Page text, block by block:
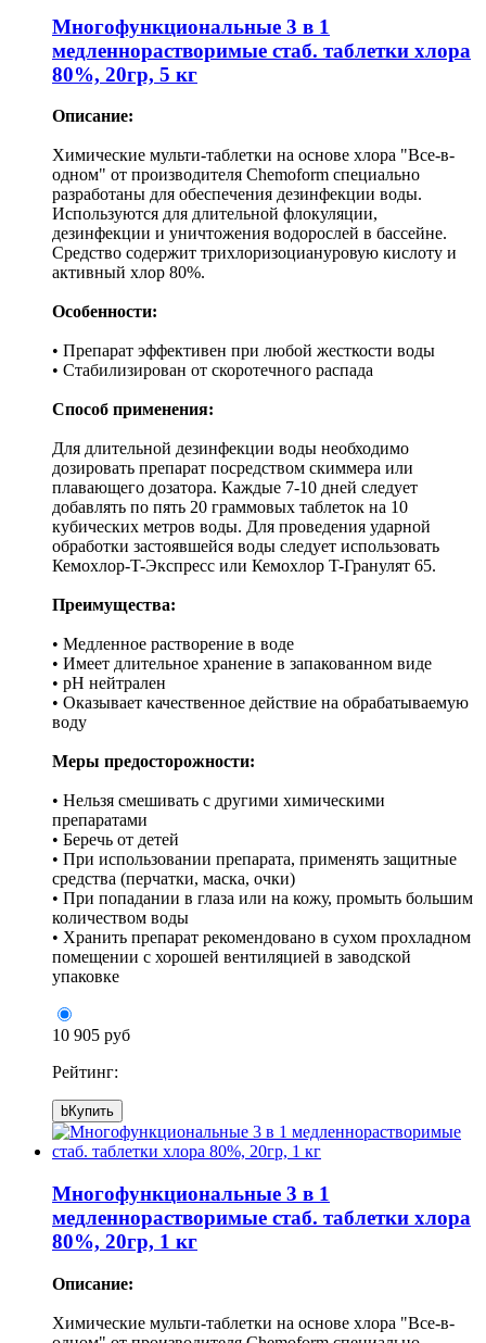
Многофункциональные 3 в 1
медленнорастворимые стаб. таблетки хлора
80%, 20гр, 5 кг
Описание:
Химические мульти-таблетки на основе хлора "Все-в-
одном" от производителя Chemoform специально
разработаны для обеспечения дезинфекции воды.
Используются для длительной флокуляции,
дезинфекции и уничтожения водорослей в бассейне.
Средство содержит трихлоризоциануровую кислоту и
активный хлор 80%.
Особенности:
• Препарат эффективен при любой жесткости воды
• Стабилизирован от скоротечного распада
Способ применения:
Для длительной дезинфекции воды необходимо
дозировать препарат посредством скиммера или
плавающего дозатора. Каждые 7-10 дней следует
добавлять по пять 20 граммовых таблеток на 10
кубических метров воды. Для проведения ударной
обработки застоявшейся воды следует использовать
Кемохлор-T-Экспресс или Кемохлор T-Гранулят 65.
Преимущества:
• Медленное растворение в воде
• Имеет длительное хранение в запакованном виде
• pH нейтрален
• Оказывает качественное действие на обрабатываемую
воду
Меры предосторожности:
• Нельзя смешивать с другими химическими
препаратами
• Беречь от детей
• При использовании препарата, применять защитные
средства (перчатки, маска, очки)
• При попадании в глаза или на кожу, промыть большим
количеством воды
• Хранить препарат рекомендовано в сухом прохладном
помещении с хорошей вентиляцией в заводской
упаковке
10 905 руб
Рейтинг:
bКупить
Многофункциональные 3 в 1
медленнорастворимые стаб. таблетки хлора
80%, 20гр, 1 кг
Описание:
Химические мульти-таблетки на основе хлора "Все-в-